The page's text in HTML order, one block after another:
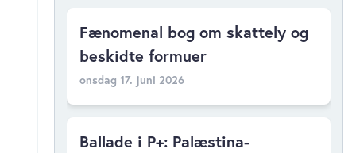
Fænomenal bog om skattely og
beskidte formuer
onsdag 17. juni 2026
Ballade i P+: Palæstina-